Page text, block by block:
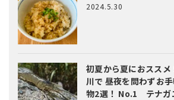
2024.5.30
初夏から夏におススメ
川で 昼夜を問わずお
物2選！ No.1 テナガ